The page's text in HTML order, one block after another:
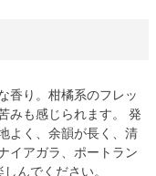
香り。柑橘系のフレッ
みも感じられます。 発
よく、余韻が長く、清
イアガラ、ポートラン
んでください。